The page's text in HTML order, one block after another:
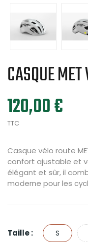
CASQUE
120,00 €
TTC
Casque vélo route
confort ajustable et
élégant et sûr, il
moderne pour les
Taille : S